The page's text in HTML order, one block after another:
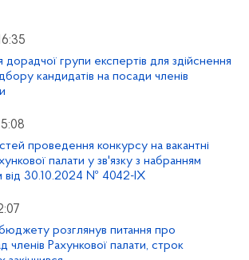
групи експертів для здійснення
кандидатів на посади членів
проведення конкурсу на вакантні
палати у зв'язку з набранням
від 30.10.2024 № 4042-ІХ
бюджету розглянув питання про
членів Рахункової палати, строк